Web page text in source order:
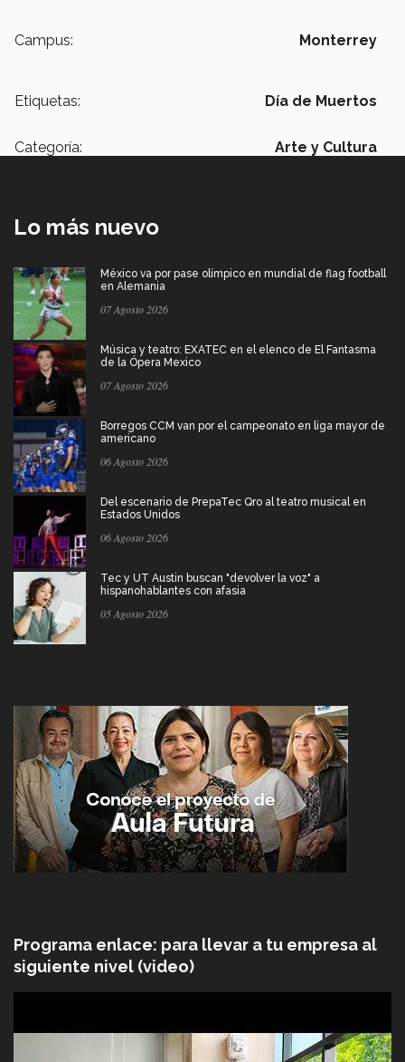
Campus: Monterrey
Etiquetas: Día de Muertos
Categoría: Arte y Cultura
Lo más nuevo
México va por pase olímpico en mundial de flag football
en Alemania
07 Agosto 2026
Música y teatro: EXATEC en el elenco de El Fantasma
de la Ópera Mexico
07 Agosto 2026
Borregos CCM van por el campeonato en liga mayor de
americano
06 Agosto 2026
Del escenario de PrepaTec Qro al teatro musical en
Estados Unidos
06 Agosto 2026
Tec y UT Austin buscan "devolver la voz" a
hispanohablantes con afasia
05 Agosto 2026
Programa enlace: para llevar a tu empresa al
siguiente nivel (video)